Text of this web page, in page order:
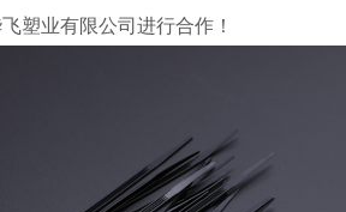
塑业有限公司进行合作！